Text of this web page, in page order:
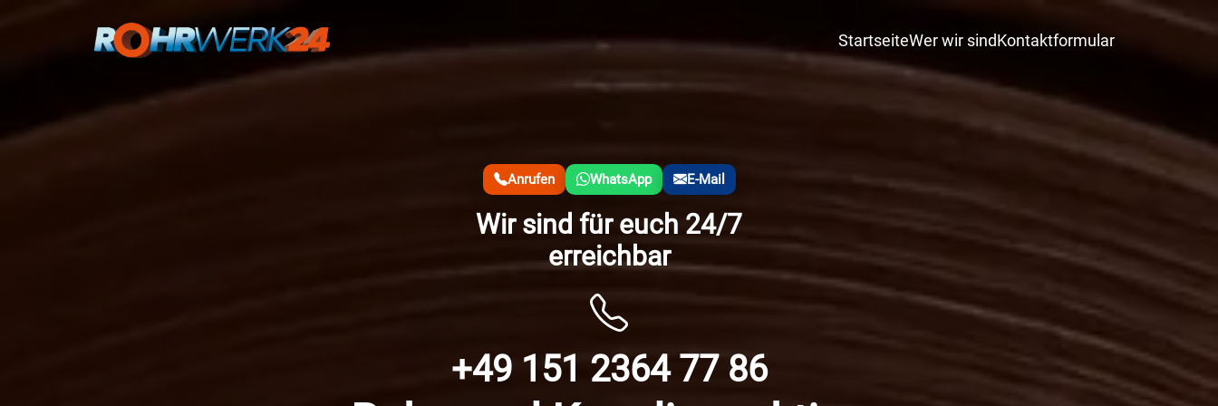
StartseiteWer wir sindKontaktformular
Anrufen WhatsApp E-Mail
Wir sind für euch 24/7
erreichbar
+49 151 2364 77 86